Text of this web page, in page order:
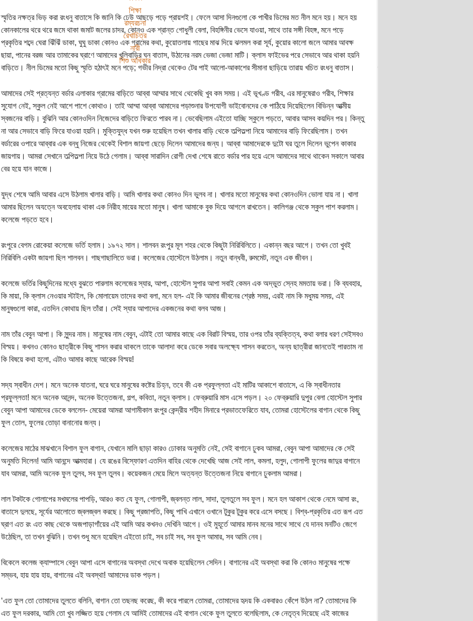
শিক্ষা
রম্যরচনা
রেখাচিত্র
নারী
শিশু অধিকার
স্মৃতির নক্ষত্র ভিড় করা রংধনু বাতাসে কি জানি কি ঢেউ আছড়ে পড়ে প্রায়শই। ফেলে আসা দিনগুলো কে পাখীর ডিমের মত নীল মনে হয়। মনে হয়
কোনকালের থরে থরে জমে থাকা জমাট জলের চাদর, কোনও এক শ্রান্ত গোধুলী বেলা, বিহঙ্গিনীর ভেসে যাওয়া, সাথে তার সঙ্গী বিহঙ্গ, মনে পড়ে
প্রকৃতির শব্দে ঘেরা ঝিঁঝিঁ ডাকা, ঘুঘু ডাকা কোনও এক গ্রামের কথা, কুয়োতলায় গাছের মাঝ দিয়ে ঝলমল করা সূর্য, কুয়োর কালো জলে আমার আবক্ষ
ছায়া, পানের বরজ আর তামাকের ঘ্রাণে আমাদের খুলিবাড়ির ঘন বাতাস, উঠানের নরম ভেজা ভেজা মাটি। ক্লাস ফাইভের পরে সেভাবে আর থাকা হয়নি
বাড়িতে। নীল ডিমের মতো কিছু স্মৃতি হঠাৎই মনে পড়ে; গভীর নিদ্রা থেকেও টের পাই আলো-আকাশের সীমানা ছাড়িয়ে তারায় খচিত রংধনু বাতাস।
আমাদের সেই প্রত্যন্ত বর্ডার এলাকার গ্রামের বাড়িতে আব্বা আম্মার সাথে থেকেছি খুব কম সময়। এই ভূখণ্ড গরীব, এর মানুষেরাও গরীব, শিক্ষার
সুযোগ নেই, স্কুল নেই আশে পাশে কোথাও। তাই আম্মা আব্বা আমাদের পড়াশুনার উপযোগী ভাইবোনদের কে পাঠিয়ে দিয়েছিলেন বিভিন্ন আত্মীয়
স্বজনের বাড়ি। বুঝিনি আর কোনওদিন নিজেদের বাড়িতে ফিরতে পারব না। ভেবেছিলাম এইতো যাচ্ছি স্কুলে পড়তে, আবার আসব কয়দিন পর। কিন্তু
না আর সেভাবে বাড়ি ফিরে যাওয়া হয়নি। মুক্তিযুদ্ধ যখন শুরু হয়েছিল তখন খালার বাড়ি থেকে তল্পিতল্পা নিয়ে আমাদের বাড়ি ফিরেছিলাম। তখন
বর্ডারের ওপারে আব্বার এক বন্ধু নিজের থেকেই বিশাল জায়গা ছেড়ে দিলেন আমাদের জন্য। আব্বা আমাদেরকে দুটো ঘর তুলে দিলেন ভুপেন কাকার
জায়গায়। আমরা সেখানে তল্পিতল্পা নিয়ে উঠে গেলাম। আব্বা সারাদিন রোগী দেখা শেষে রাতে বর্ডার পার হয়ে এসে আমাদের সাথে থাকেন সকালে আবার
বের হয়ে যান কাজে।
যুদ্ধ শেষে আমি আবার এসে উঠলাম খালার বাড়ি। আমি খালার কথা কোনও দিন ভুলব না। খালার মতো মানুষের কথা কোনওদিন ভোলা যায় না। খালা
আমার ছিলেন অযত্নে অবহেলায় থাকা এক নিরীহ মায়ের মতো মানুষ। খালা আমাকে বুক দিয়ে আগলে রাখতেন। কালিগঞ্জ থেকে স্কুল পাশ করলাম।
কলেজে পড়তে হবে।
রংপুরে বেগম রোকেয়া কলেজে ভর্তি হলাম। ১৯৭২ সাল। শালবন রংপুর মূল শহর থেকে কিছুটা নিরিবিলিতে। একান্ন বছর আগে। তখন তো খুবই
নিরিবিলি একটা জায়গা ছিল শালবন। গাছগাছালিতে ভরা। কলেজের হোস্টেলে উঠলাম। নতুন বান্ধবী, রুমমেট, নতুন এক জীবন।
কলেজে ভর্তির কিছুদিনের মধ্যে বুঝতে পারলাম কলেজের স্যার, আপা, হোস্টেল সুপার আপা সবাই কেমন এক অদ্ভুত স্নেহ মমতায় ভরা। কি ব্যবহার,
কি মায়া, কি ক্লাস নেওয়ার স্টাইল, কি মোলায়েম তাদের কথা বলা, মনে হল- এই কি আমার জীবনের শ্রেষ্ঠ সময়, এরই নাম কি মধুময় সময়, এই
মানুষগুলো কারা, এতদিন কোথায় ছিল তাঁরা। সেই স্যার আপাদের একজনের কথা বলব আজ।
নাম তাঁর বেবুন আপা। কি সুন্দর নাম। মানুষের নাম বেবুন, এটাই তো আমার কাছে এক বিরাট বিস্ময়, তার ওপর তাঁর ব্যক্তিত্ব, কথা বলার ধরণ সেইসবও
বিস্ময়। কখনও কোনও ছাত্রীকে কিছু শাসন করার থাকলে তাকে আলাদা করে ডেকে সবার অলক্ষ্যে শাসন করতেন, অন্য ছাত্রীরা জানতেই পারতাম না
কি বিষয়ে কথা হলো, এটাও আমার কাছে আরেক বিস্ময়!
সদ্য স্বাধীন দেশ। মনে অনেক যাতনা, ঘরে ঘরে মানুষের কষ্টের চিহ্ন, তবে কী এক প্রফুল্লতা এই মাটির আকাশে বাতাসে, এ কি স্বাধীনতার
প্রফুল্লতা! মনে অনেক আনন্দ, অনেক উত্তেজনা, গল্প, কবিতা, নতুন ক্লাস। ফেব্রুয়ারি মাস এসে পড়ল। ২০ ফেব্রুয়ারি দুপুর বেলা হোস্টেল সুপার
বেবুন আপা আমাদের ডেকে বললেন- মেয়েরা আমরা আগামীকাল রংপুর কেন্দ্রীয় শহীদ মিনারে প্রভাতফেরিতে যাব, তোমরা হোস্টেলের বাগান থেকে কিছু
ফুল তোল, ফুলের তোড়া বানানোর জন্য।
কলেজের মাঠের মাঝখানে বিশাল ফুল বাগান, যেখানে মালি ছাড়া কারও ঢোকার অনুমতি নেই, সেই বাগানে ঢুকব আমরা, বেবুন আপা আমাদের কে সেই
অনুমতি দিলেন! আমি আনন্দে আত্মহারা। যে রঙের বিস্ফোরণ এতদিন বাহির থেকে দেখেছি আজ সেই লাল, কমলা, হলুদ, গোলাপী ফুলের জাদুর বাগানে
যাব আমরা, আমি অনেক ফুল তুলব, সব ফুল তুলব। কয়েকজন মেয়ে মিলে অত্যন্ত উত্তেজনা নিয়ে বাগানে ঢুকলাম আমরা।
লাল টকটকে গোলাপের মখমলের পাপড়ি, আরও কত যে ফুল, গোলাপী, জ্বলন্ত লাল, সাদা, তুলতুলে সব ফুল। মনে হল আকাশ থেকে নেমে আসা রং,
বাতাসে দুলছে, সূর্যের আলোতে জ্বলজ্বল করছে। কিছু প্রজাপতি, কিছু পাখি এখানে ওখানে টুকুর টুকুর করে এসে বসছে। বিশ্ব-প্রকৃতির এত রূপ এত
ঘ্রাণ এত রং এত কাছ থেকে অজপাড়াগাঁয়ের এই আমি আর কখনও দেখিনি আগে। ওই মুহূর্তে আমার মানব মনের সাথে সাথে যে দানব মনটিও জেগে
উঠেছিল, তা তখন বুঝিনি। তখন শুধু মনে হয়েছিল এইতো চাই, সব চাই সব, সব ফুল আমার, সব আমি নেব।
বিকেলে কলেজ ক্যাম্পাসে বেবুন আপা এসে বাগানের অবস্থা দেখে অবাক হয়েছিলেন সেদিন। বাগানের এই অবস্থা করা কি কোনও মানুষের পক্ষে
সম্ভব, হায় হায় হায়, বাগানের এই অবস্থা! আমাদের ডাক পড়ল।
‘এত ফুল তো তোমাদের তুলতে বলিনি, বাগান তো তছনছ করেছ, কী করে পারলে তোমরা, তোমাদের হৃদয় কি একবারও কেঁপে উঠল না? তোমাদের কি
এত ফুল দরকার, আমি তো খুব লজ্জিত হয়ে গেলাম যে আমিই তোমাদের এই বাগান থেকে ফুল তুলতে বলেছিলাম, কে নেতৃত্ব দিয়েছে এই কাজের